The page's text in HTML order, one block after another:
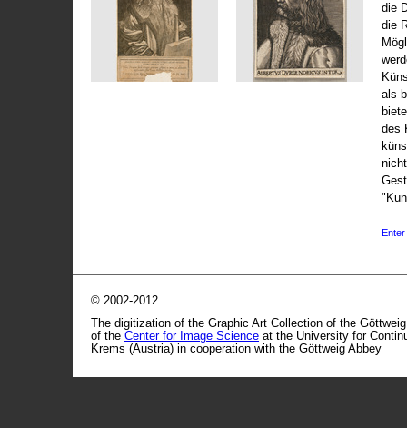
die
die
als
des
Enter
© 2002-2012
The digitization of the Graphic Art Collection of the
of the Center for Image Science at the University for
Krems (Austria) in cooperation with the Göttweig Abbey